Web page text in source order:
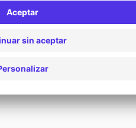
24/7
Nuestro servicio de
viaje sin interrupciones.